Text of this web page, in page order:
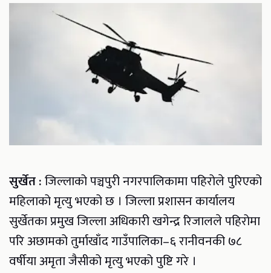
सुर्खेत :जिल्लाको पञ्चपुरी नगरपालिकामा पहिरोले पुरिएको
महिलाको मृत्यु भएको छ । जिल्ला प्रशासन कार्यालय
सुर्खेतका प्रमुख जिल्ला अधिकारी खगेन्द्र रिजालले पहिरोमा
परि अछामको तुर्माखाँद गाउँपालिका–६ रानीवनकी ७८
वर्षीया अमृता जैसीको मृत्यु भएको पुष्टि गरे ।